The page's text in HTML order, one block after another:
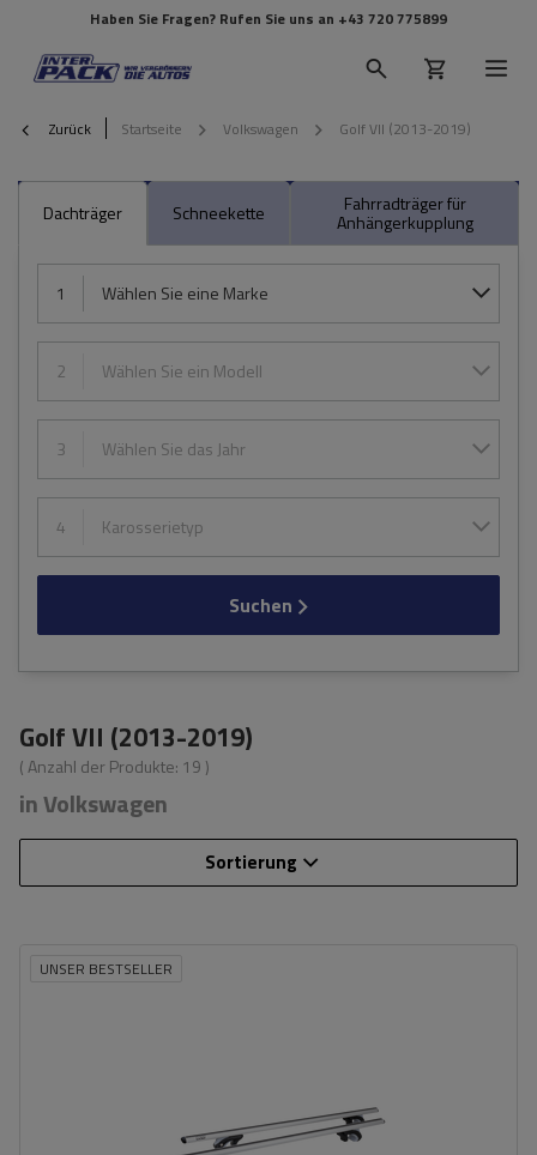
Haben Sie Fragen? Rufen Sie uns an +43 720 775899
Zurück Startseite Volkswagen Golf VII (2013-2019)
Dachträger Schneekette Fahrradträger für
Anhängerkupplung
1 Wählen Sie eine Marke
2 Wählen Sie ein Modell
3 Wählen Sie das Jahr
4 Karosserietyp
Suchen
Golf VII (2013-2019)
( Anzahl der Produkte: 19 )
in Volkswagen
Sortierung
UNSER BESTSELLER